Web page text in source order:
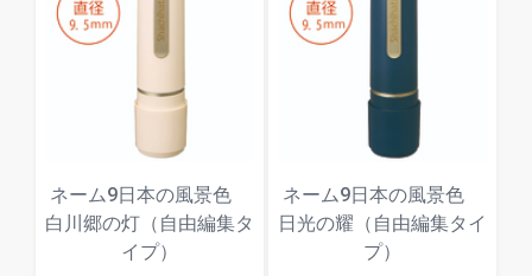
ネーム9日本の風景色
白川郷の灯（自由編集タ
イプ）
ネーム9日本の風景色
日光の耀（自由編集タイ
プ）